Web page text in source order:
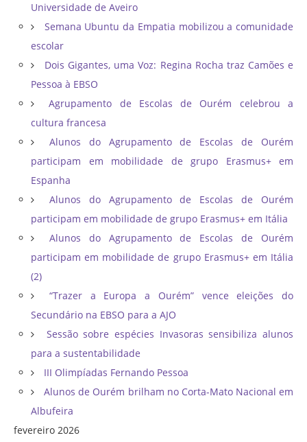
Universidade de Aveiro
Semana Ubuntu da Empatia mobilizou a comunidade
escolar
Dois Gigantes, uma Voz: Regina Rocha traz Camões e
Pessoa à EBSO
Agrupamento de Escolas de Ourém celebrou a
cultura francesa
Alunos do Agrupamento de Escolas de Ourém
participam em mobilidade de grupo Erasmus+ em
Espanha
Alunos do Agrupamento de Escolas de Ourém
participam em mobilidade de grupo Erasmus+ em Itália
Alunos do Agrupamento de Escolas de Ourém
participam em mobilidade de grupo Erasmus+ em Itália
(2)
“Trazer a Europa a Ourém” vence eleições do
Secundário na EBSO para a AJO
Sessão sobre espécies Invasoras sensibiliza alunos
para a sustentabilidade
III Olimpíadas Fernando Pessoa
Alunos de Ourém brilham no Corta-Mato Nacional em
Albufeira
fevereiro 2026